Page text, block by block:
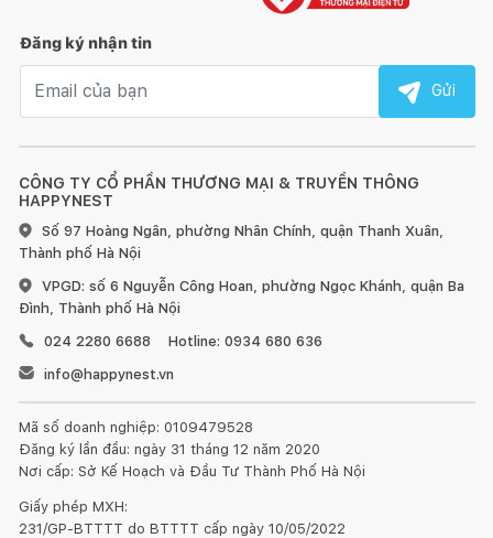
CÔNG TY CỔ PHẦN THƯƠNG MẠI & TRUYỀN THÔNG
HAPPYNEST
Số 97 Hoàng Ngân, phường Nhân Chính, quận Thanh Xuân,
Thành phố Hà Nội
VPGD: số 6 Nguyễn Công Hoan, phường Ngọc Khánh, quận Ba
Đình, Thành phố Hà Nội
024 2280 6688
Hotline: 0934 680 636
info@happynest.vn
Mã số doanh nghiệp: 0109479528
Đăng ký lần đầu: ngày 31 tháng 12 năm 2020
Nơi cấp: Sở Kế Hoạch và Đầu Tư Thành Phố Hà Nội
Giấy phép MXH:
231/GP-BTTTT do BTTTT cấp ngày 10/05/2022
Đăng ký nhận tin
Gửi